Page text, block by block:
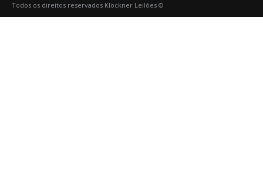
Todos os direitos reservados Klöckner Leilões ©